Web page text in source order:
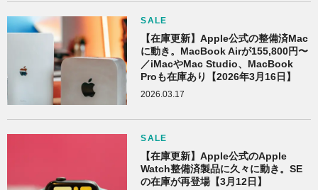
SALE
【在庫更新】Apple公式の整備済Mac
に動き。MacBook Airが155,800円〜
／iMacやMac Studio、MacBook
Proも在庫あり【2026年3月16日】
2026.03.17
SALE
【在庫更新】Apple公式のApple
Watch整備済製品に久々に動き。SE
の在庫が再登場【3月12日】